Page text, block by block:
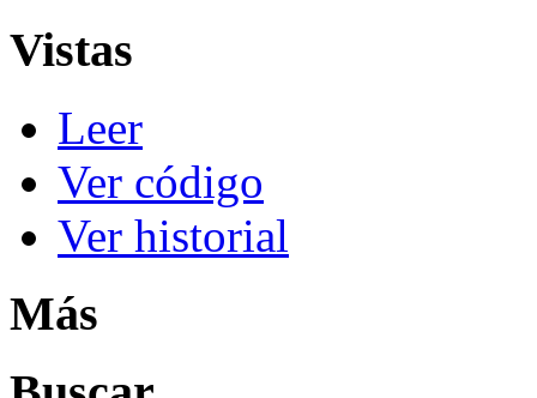
Vistas
Leer
Ver código
Ver historial
Más